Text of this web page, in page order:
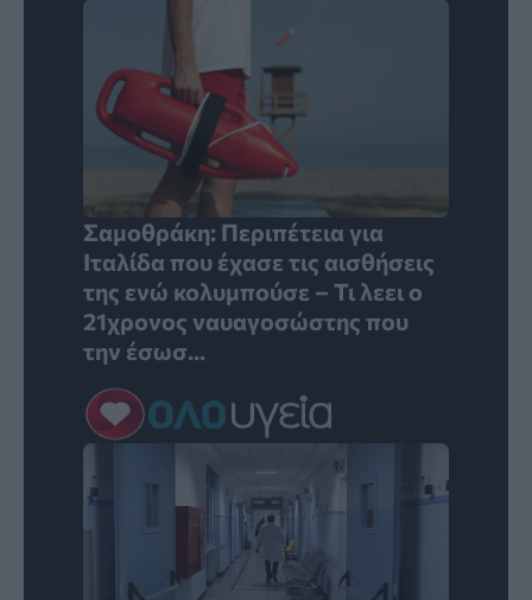
Σαμοθράκη: Περιπέτεια για
Ιταλίδα που έχασε τις αισθήσεις
της ενώ κολυμπούσε – Τι λεει ο
21χρονος ναυαγοσώστης που
την έσωσ...